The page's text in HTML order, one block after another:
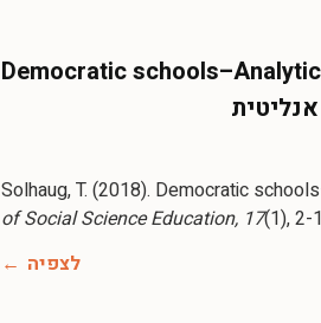
Democratic
Solhaug, T. (2018). Democratic
of Social Science Education, 17
לצפיה